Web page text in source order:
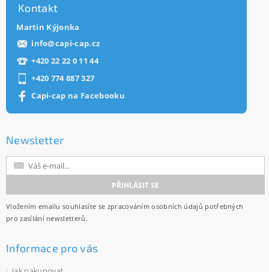
Kontakt
Martin Kýjonka
info@capi-cap.cz
+420 22 22 0 11 44
+420 774 887 327
Capi-cap na Facebooku
Newsletter
Vložením emailu souhlasíte se zpracováním osobních údajů potřebných
pro zasílání newsletterů.
Informace pro vás